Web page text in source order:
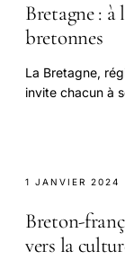
Bretagne :
bretonnes
La Bretagne,
invite chacun à
1 JANVIER 2024
Breton-
vers la